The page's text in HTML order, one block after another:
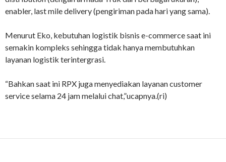
enabler, last mile delivery (pengiriman pada hari yang sama).
Menurut Eko, kebutuhan logistik bisnis e-commerce saat ini
semakin kompleks sehingga tidak hanya membutuhkan
layanan logistik terintergrasi.
“Bahkan saat ini RPX juga menyediakan layanan customer
service selama 24 jam melalui chat,”ucapnya.(ri)